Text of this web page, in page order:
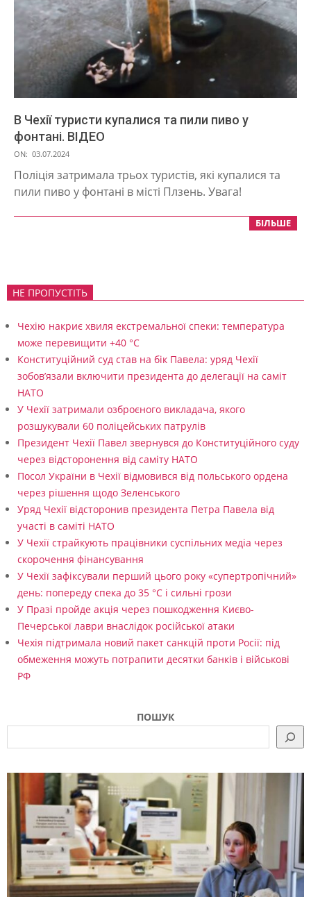
В Чехії туристи купалися та пили пиво у
фонтані. ВІДЕО
2024-
07-
ON: 03.07.2024
Поліція затримала трьох туристів, які купалися та
пили пиво у фонтані в місті Плзень. Увага!
БІЛЬШЕ
НЕ ПРОПУСТІТЬ
Чехію накриє хвиля екстремальної спеки: температура
може перевищити +40 °C
Конституційний суд став на бік Павела: уряд Чехії
зобов’язали включити президента до делегації на саміт
НАТО
У Чехії затримали озброєного викладача, якого
розшукували 60 поліцейських патрулів
Президент Чехії Павел звернувся до Конституційного суду
через відсторонення від саміту НАТО
Посол України в Чехії відмовився від польського ордена
через рішення щодо Зеленського
Уряд Чехії відсторонив президента Петра Павела від
участі в саміті НАТО
У Чехії страйкують працівники суспільних медіа через
скорочення фінансування
У Чехії зафіксували перший цього року «супертропічний»
день: попереду спека до 35 °C і сильні грози
У Празі пройде акція через пошкодження Києво-
Печерської лаври внаслідок російської атаки
Чехія підтримала новий пакет санкцій проти Росії: під
обмеження можуть потрапити десятки банків і військові
РФ
ПОШУК